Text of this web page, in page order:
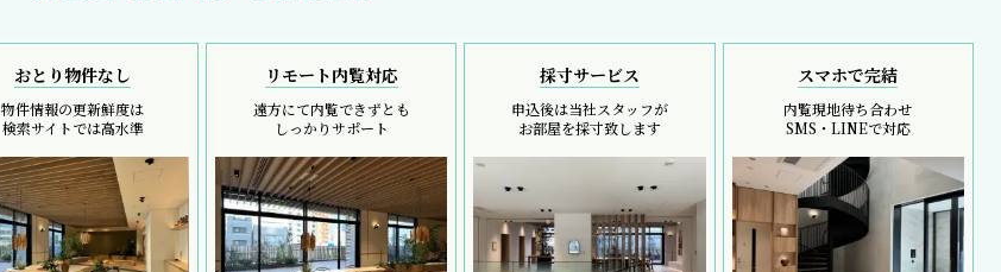
おとり物件なし
物件情報の更新鮮度は
検索サイトでは高水準
リモート内覧対応
遠方にて内覧できずとも
しっかりサポート
採寸サービス
申込後は当社スタッフが
お部屋を採寸致します
スマホで完結
内覧現地待ち合わせ
SMS・LINEで対応